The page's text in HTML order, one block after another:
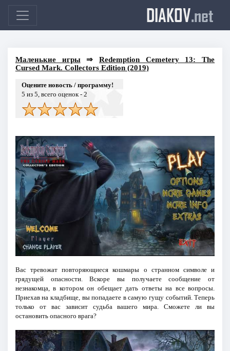
DIAKOV.net
Маленькие игры⇒Redemption Cemetery 13: The
Cursed Mark. Collectors Edition (2019)
Оцените новость / программу!
5 из 5, всего оценок - 2
Вас тревожат повторяющиеся кошмары о странном символе и
грядущей опасности. Вскоре вы получаете сообщение от
незнакомца, в котором он обещает дать ответы на все вопросы.
Приехав на кладбище, вы попадаете в самую гущу событий. Теперь
только от вас зависит судьба вашего мира. Сможете ли вы
остановить опасного врага?